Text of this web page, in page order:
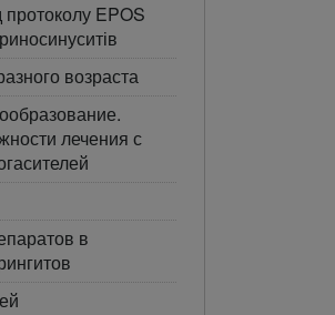
EPOS
возраста
лечения с
в